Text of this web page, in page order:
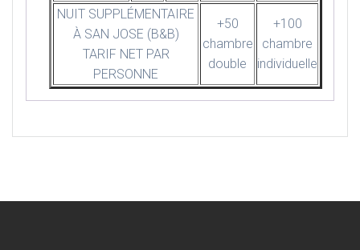
NUIT SUPPLÉMENTAIRE
À SAN JOSE (B&B)
TARIF NET PAR
PERSONNE
+50
chambre
double
+100
chambre
individuelle